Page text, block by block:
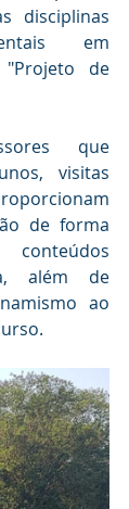
disciplinas
em
de
que
visitas
de forma
além de
ao